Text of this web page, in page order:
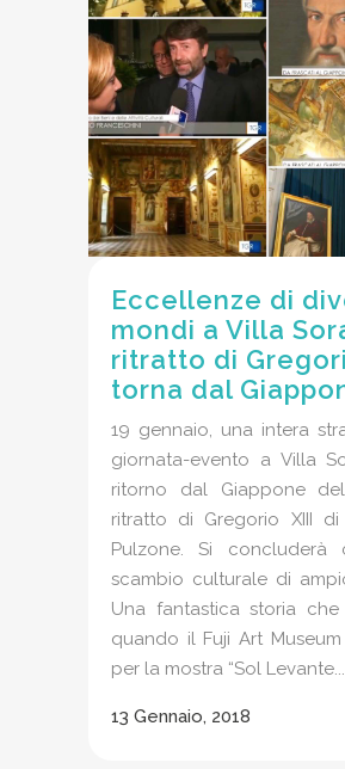
Eccellenze di
mondi a Villa
ritratto di
torna dal
19 gennaio, una intera
giornata-evento a Villa
ritorno dal Giappone
ritratto di Gregorio XIII di
Pulzone. Si concluderà
scambio culturale di
Una fantastica storia
quando il Fuji Art
per la mostra “Sol Levante...
13 Gennaio, 2018